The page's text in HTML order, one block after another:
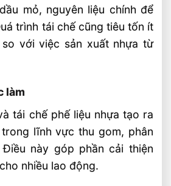
mỏ, nguyên liệu chính để
trình tái chế cũng tiêu tốn ít
với việc sản xuất nhựa từ
làm
tái chế phế liệu nhựa tạo ra
lĩnh vực thu gom, phân
này góp phần cải thiện
nhiều lao động.